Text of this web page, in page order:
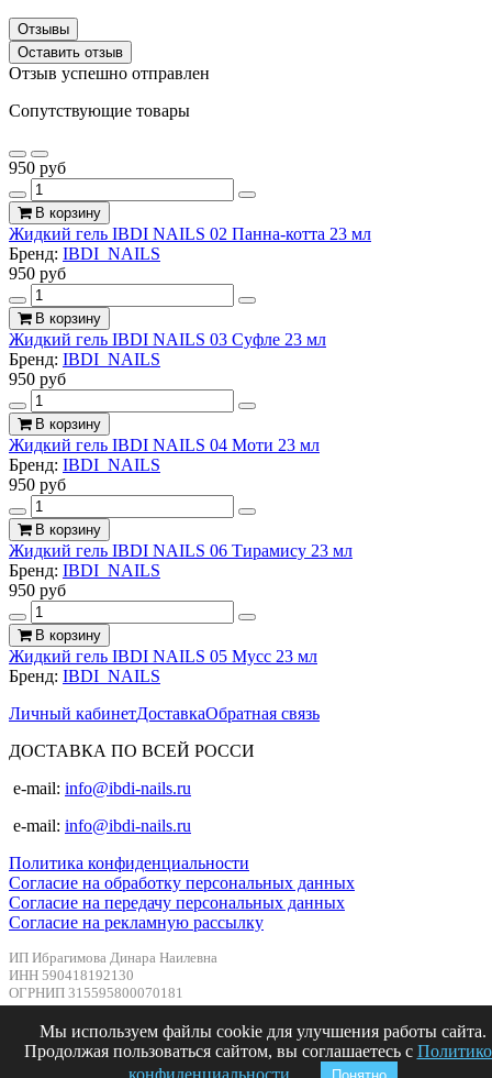
Отзывы
Оставить отзыв
Отзыв успешно отправлен
Сопутствующие товары
950 руб
В корзину
Жидкий гель IBDI NAILS 02 Панна-котта 23 мл
Бренд: IBDI_NAILS
950 руб
В корзину
Жидкий гель IBDI NAILS 03 Суфле 23 мл
Бренд: IBDI_NAILS
950 руб
В корзину
Жидкий гель IBDI NAILS 04 Моти 23 мл
Бренд: IBDI_NAILS
950 руб
В корзину
Жидкий гель IBDI NAILS 06 Тирамису 23 мл
Бренд: IBDI_NAILS
950 руб
В корзину
Жидкий гель IBDI NAILS 05 Мусс 23 мл
Бренд: IBDI_NAILS
Личный кабинетДоставкаОбратная связь
ДОСТАВКА ПО ВСЕЙ РОССИ
e-mail: info@ibdi-nails.ru
e-mail: info@ibdi-nails.ru
Политика конфиденциальности
Согласие на обработку персональных данных
Согласие на передачу персональных данных
Согласие на рекламную рассылку
ИП Ибрагимова Динара Наилевна
ИНН 590418192130
ОГРНИП 315595800070181
Сделано в InSales
Мы используем файлы cookie для улучшения работы сайта.
Продолжая пользоваться сайтом, вы соглашаетесь с
конфиденциальности